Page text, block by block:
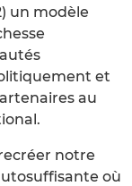
un modèle
et
au
notre
où